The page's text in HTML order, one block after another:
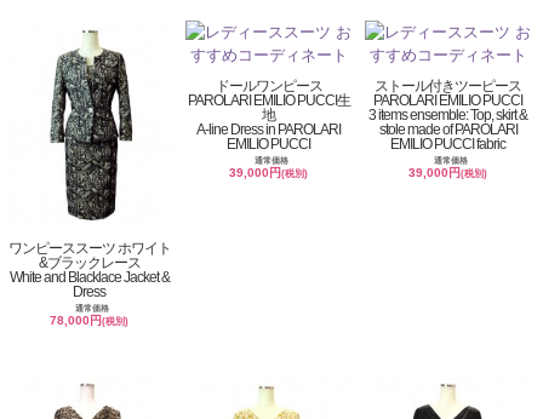
ワンピーススーツ ホワイト
&ブラックレース
White and Blacklace Jacket &
Dress
通常価格
78,000円(税別)
ドールワンピース
PAROLARI EMILIO PUCCI生
地
A-line Dress in PAROLARI
EMILIO PUCCI
通常価格
39,000円(税別)
ストール付きツーピース
PAROLARI EMILIO PUCCI
3 items ensemble: Top, skirt &
stole made of PAROLARI
EMILIO PUCCI fabric
通常価格
39,000円(税別)